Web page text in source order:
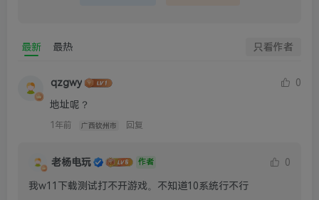
最新 最热 只看作者
qzgwy
0
地址呢？
1年前 广西钦州市 回复
老杨电玩 作者 0
我w11下载测试打不开游戏。不知道10系统行不行